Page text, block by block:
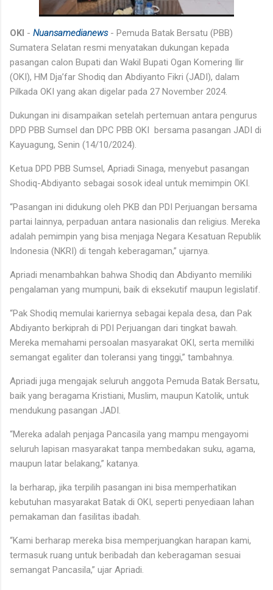
OKI - Nuansamedianews- Pemuda Batak Bersatu (PBB)
Sumatera Selatan resmi menyatakan dukungan kepada
pasangan calon Bupati dan Wakil Bupati Ogan Komering Ilir
(OKI), HM Dja’far Shodiq dan Abdiyanto Fikri (JADI), dalam
Pilkada OKI yang akan digelar pada 27 November 2024.
Dukungan ini disampaikan setelah pertemuan antara pengurus
DPD PBB Sumsel dan DPC PBB OKI bersama pasangan JADI di
Kayuagung, Senin (14/10/2024).
Ketua DPD PBB Sumsel, Apriadi Sinaga, menyebut pasangan
Shodiq-Abdiyanto sebagai sosok ideal untuk memimpin OKI.
“Pasangan ini didukung oleh PKB dan PDI Perjuangan bersama
partai lainnya, perpaduan antara nasionalis dan religius. Mereka
adalah pemimpin yang bisa menjaga Negara Kesatuan Republik
Indonesia (NKRI) di tengah keberagaman,” ujarnya.
Apriadi menambahkan bahwa Shodiq dan Abdiyanto memiliki
pengalaman yang mumpuni, baik di eksekutif maupun legislatif.
“Pak Shodiq memulai kariernya sebagai kepala desa, dan Pak
Abdiyanto berkiprah di PDI Perjuangan dari tingkat bawah.
Mereka memahami persoalan masyarakat OKI, serta memiliki
semangat egaliter dan toleransi yang tinggi,” tambahnya.
Apriadi juga mengajak seluruh anggota Pemuda Batak Bersatu,
baik yang beragama Kristiani, Muslim, maupun Katolik, untuk
mendukung pasangan JADI.
“Mereka adalah penjaga Pancasila yang mampu mengayomi
seluruh lapisan masyarakat tanpa membedakan suku, agama,
maupun latar belakang,” katanya.
Ia berharap, jika terpilih pasangan ini bisa memperhatikan
kebutuhan masyarakat Batak di OKI, seperti penyediaan lahan
pemakaman dan fasilitas ibadah.
“Kami berharap mereka bisa memperjuangkan harapan kami,
termasuk ruang untuk beribadah dan keberagaman sesuai
semangat Pancasila,” ujar Apriadi.